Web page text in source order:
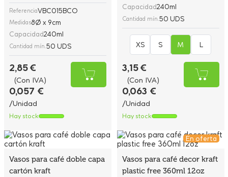
ReferenciaVBC015BCO
Medidas8Ø x 9cm
Capacidad240ml
Cantidad mín.50 UDS
2,85 €
(Con IVA)
0,057 €
/Unidad
Hay stock
Capacidad240ml
Cantidad mín.50 UDS
XS S M L
3,15 €
(Con IVA)
0,063 €
/Unidad
Hay stock
Vasos para café doble capa
cartón kraft
En oferta
Vasos para café decor kraft
plastic free 360ml 12oz